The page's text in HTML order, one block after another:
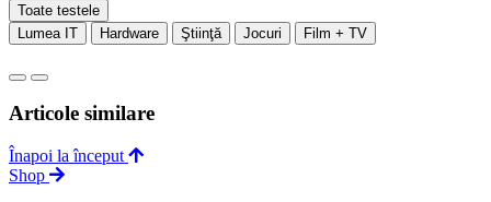
Toate testele
Lumea IT
Hardware Ştiinţă Jocuri Film + TV
Articole similare
Înapoi la început
Shop